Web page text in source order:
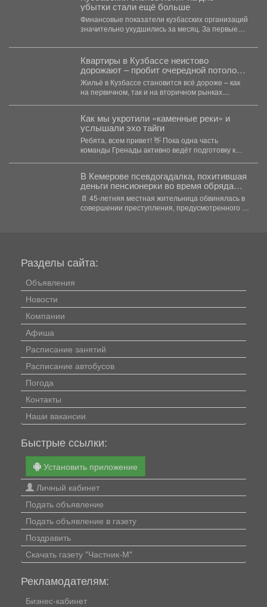
убытки стали ещё больше
Финансовые показатели кузбасских организаций
значительно ухудшились за месяц. За первые
Квартиры в Кузбассе неистово
дорожают – пробит очередной потолок
цен
Жильё в Кузбассе становится всё дороже – как
на первичном, так и на вторичном рынках....
Как мы укротили «каменные реки» и
услышали эхо тайги
Ребята, всем привет! 👋 Пока одна часть
команды Гренады активно ведёт подготовку к
В Кемерове псевдогадалка, похитившая
деньги пенсионерки во время обряда
снятия порчи, отправилась в колонию-
поселение
📄 45-летняя местная жительница обвинялась в
совершении преступления, предусмотренного ч.
Разделы сайта:
Объявления
Новости
Компании
Афиша
Расписание занятий
Расписание автобусов
Погода
Контакты
Наши вакансии
Быстрые ссылки:
Установить приложение
Личный кабинет
Подать объявление
Подать объявление в газету
Поздравить
Скачать газету "Частник-М"
Рекламодателям:
Бизнес-кабинет